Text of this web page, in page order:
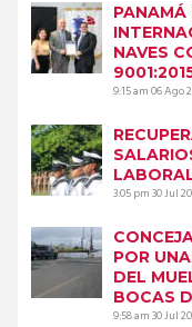
PANAMÁ
NAVES
9:15 am06 Ago
3:05 pm30 Jul
POR
DEL
BOCAS
9:58 am30 Jul